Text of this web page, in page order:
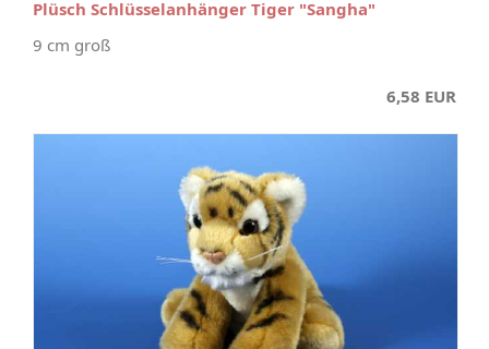
Plüsch Schlüsselanhänger Tiger "Sangha"
9 cm groß
6,58 EUR